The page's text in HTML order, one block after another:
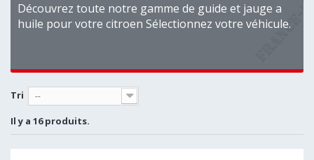
Découvrez toute notre gamme de guide et jauge a
huile pour votre citroen Sélectionnez votre véhicule.
Tri --
Il y a 16 produits.